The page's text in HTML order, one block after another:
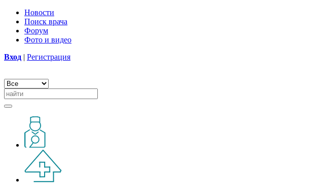
Новости
Поиск врача
Форум
Фото и видео
Вход | Регистрация